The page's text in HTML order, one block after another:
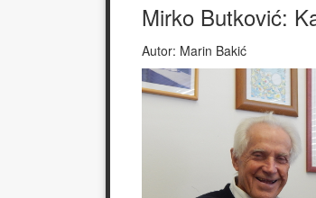
Mirko Butković:
Autor: Marin Bakić